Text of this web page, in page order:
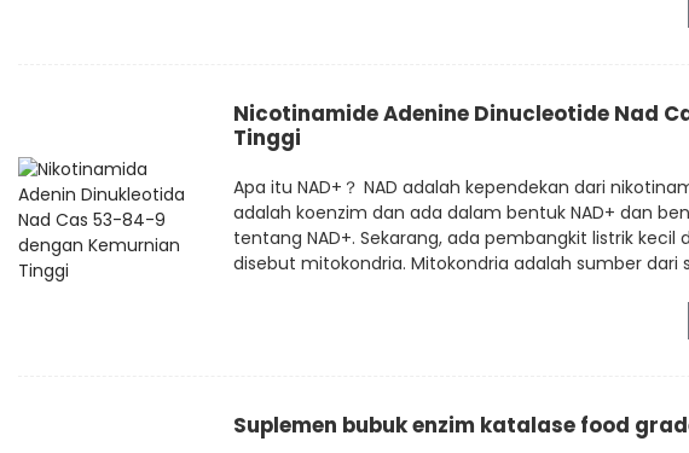
Nicotinamide Adenine Dinucleotide Nad
Tinggi
Apa itu NAD+？ NAD adalah kependekan dari
adalah koenzim dan ada dalam bentuk NAD+ dan
tentang NAD+. Sekarang, ada pembangkit listrik kecil
disebut mitokondria. Mitokondria adalah sumber dari
Suplemen bubuk enzim katalase food